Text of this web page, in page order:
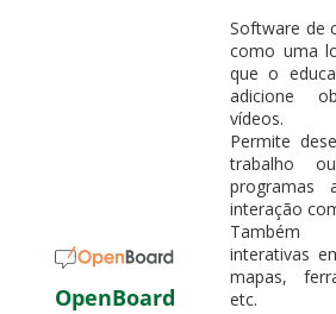
OpenBoard
Software de
como uma
que o
adicione
vídeos.
Permite
trabalho
programas
interação
Também
interativas
mapas,
etc.